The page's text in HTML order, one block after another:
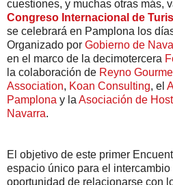
cuestiones, y muchas otras más,
Congreso Internacional de
se celebrará en Pamplona los
Organizado por Gobierno de
en el marco de la decimotercera
la colaboración de Reyno
Association, Koan Consulting, el
Pamplona y laAsociación de
Navarra.
El objetivo de este primer
espacio único para el
oportunidad de relacionarse con